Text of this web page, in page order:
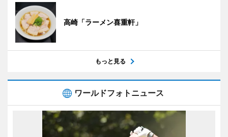
高崎「ラーメン喜重軒」
もっと見る
ワールドフォトニュース